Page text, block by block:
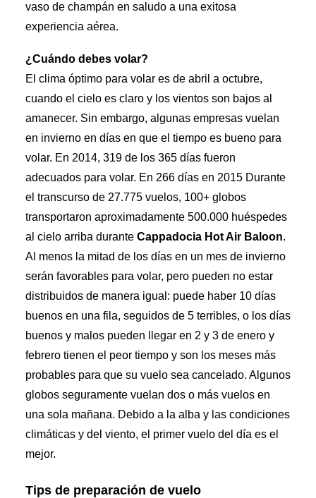
vaso de champán en saludo a una exitosa
experiencia aérea.
¿Cuándo debes volar?
El clima óptimo para volar es de abril a octubre,
cuando el cielo es claro y los vientos son bajos al
amanecer. Sin embargo, algunas empresas vuelan
en invierno en días en que el tiempo es bueno para
volar. En 2014, 319 de los 365 días fueron
adecuados para volar. En 266 días en 2015 Durante
el transcurso de 27.775 vuelos, 100+ globos
transportaron aproximadamente 500.000 huéspedes
al cielo arriba durante Cappadocia Hot Air Baloon.
Al menos la mitad de los días en un mes de invierno
serán favorables para volar, pero pueden no estar
distribuidos de manera igual: puede haber 10 días
buenos en una fila, seguidos de 5 terribles, o los días
buenos y malos pueden llegar en 2 y 3 de enero y
febrero tienen el peor tiempo y son los meses más
probables para que su vuelo sea cancelado. Algunos
globos seguramente vuelan dos o más vuelos en
una sola mañana. Debido a la alba y las condiciones
climáticas y del viento, el primer vuelo del día es el
mejor.
Tips de preparación de vuelo